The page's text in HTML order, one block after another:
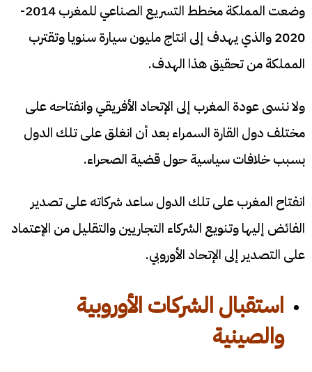
وضعت المملكة مخطط التسريع الصناعي للمغرب 2014-
2020 والذي يهدف إلى انتاج مليون سيارة سنويا وتقترب
المملكة من تحقيق هذا الهدف.
ولا ننسى عودة المغرب إلى الإتحاد الأفريقي وانفتاحه على
مختلف دول القارة السمراء بعد أن انغلق على تلك الدول
بسبب خلافات سياسية حول قضية الصحراء.
انفتاح المغرب على تلك الدول ساعد شركاته على تصدير
الفائض إليها وتنويع الشركاء التجاريين والتقليل من الإعتماد
على التصدير إلى الإتحاد الأوروبي.
استقبال الشركات الأوروبية
والصينية